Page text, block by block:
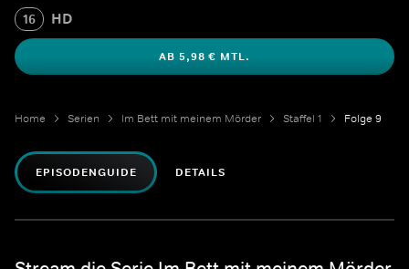
16 HD
AB 5,98 € MTL.
Home Serien Im Bett mit meinem Mörder Staffel 1 Folge 9
EPISODENGUIDE DETAILS